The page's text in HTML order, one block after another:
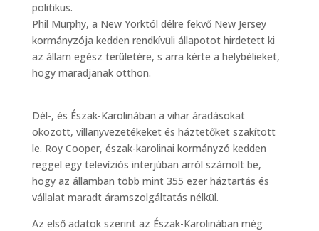
politikus.
Phil Murphy, a New Yorktól délre fekvő New Jersey
kormányzója kedden rendkívüli állapotot hirdetett ki
az állam egész területére, s arra kérte a helybélieket,
hogy maradjanak otthon.
Dél-, és Észak-Karolinában a vihar áradásokat
okozott, villanyvezetékeket és háztetőket szakított
le. Roy Cooper, észak-karolinai kormányzó kedden
reggel egy televíziós interjúban arról számolt be,
hogy az államban több mint 355 ezer háztartás és
vállalat maradt áramszolgáltatás nélkül.
Az első adatok szerint az Észak-Karolinában még